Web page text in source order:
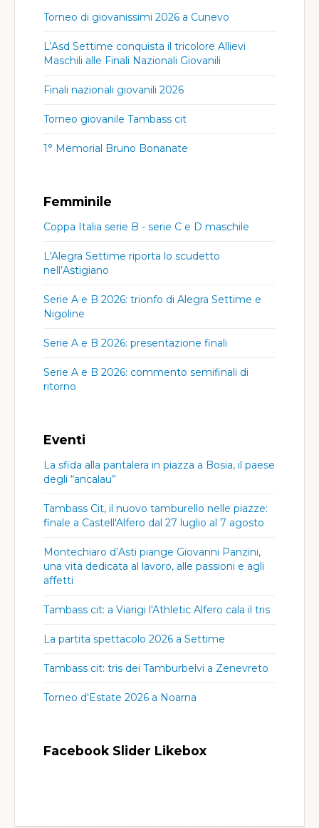
Torneo di giovanissimi 2026 a Cunevo
L’Asd Settime conquista il tricolore Allievi
Maschili alle Finali Nazionali Giovanili
Finali nazionali giovanili 2026
Torneo giovanile Tambass cit
1° Memorial Bruno Bonanate
Femminile
Coppa Italia serie B - serie C e D maschile
L'Alegra Settime riporta lo scudetto
nell’Astigiano
Serie A e B 2026: trionfo di Alegra Settime e
Nigoline
Serie A e B 2026: presentazione finali
Serie A e B 2026: commento semifinali di
ritorno
Eventi
La sfida alla pantalera in piazza a Bosia, il paese
degli “ancalau”
Tambass Cit, il nuovo tamburello nelle piazze:
finale a Castell'Alfero dal 27 luglio al 7 agosto
Montechiaro d’Asti piange Giovanni Panzini,
una vita dedicata al lavoro, alle passioni e agli
affetti
Tambass cit: a Viarigi l'Athletic Alfero cala il tris
La partita spettacolo 2026 a Settime
Tambass cit: tris dei Tamburbelvi a Zenevreto
Torneo d'Estate 2026 a Noarna
Facebook Slider Likebox